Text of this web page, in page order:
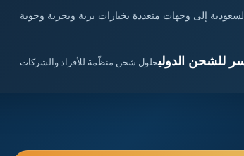
إلى وجهات متعددة بخيارات برية وبحرية وجوية
للشحن الدوليحلول شحن منظّمة للأفراد والشركات